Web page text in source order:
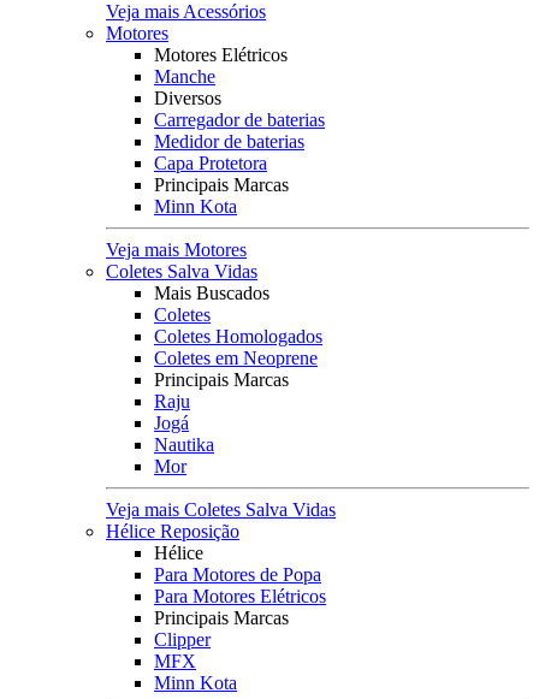
Veja mais Acessórios
Motores
Motores Elétricos
Manche
Diversos
Carregador de baterias
Medidor de baterias
Capa Protetora
Principais Marcas
Minn Kota
Veja mais Motores
Coletes Salva Vidas
Mais Buscados
Coletes
Coletes Homologados
Coletes em Neoprene
Principais Marcas
Raju
Jogá
Nautika
Mor
Veja mais Coletes Salva Vidas
Hélice Reposição
Hélice
Para Motores de Popa
Para Motores Elétricos
Principais Marcas
Clipper
MFX
Minn Kota